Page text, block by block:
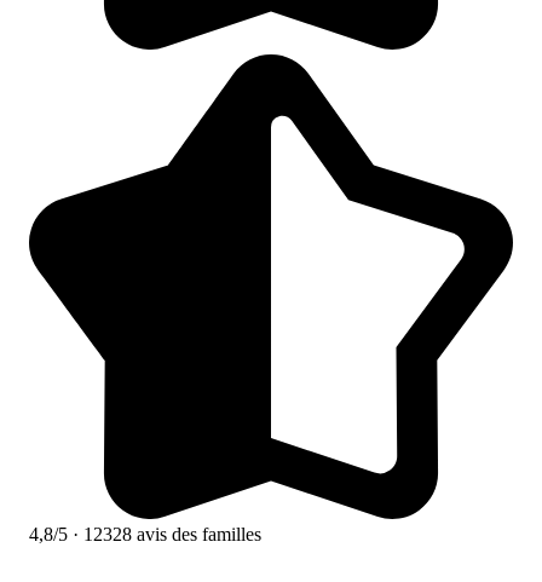
4,8/5 · 12328 avis des familles